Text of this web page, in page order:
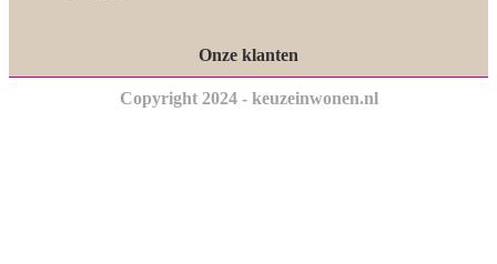
Onze klanten
Copyright 2024 - keuzeinwonen.nl